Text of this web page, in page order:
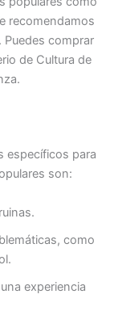
recomendamos
. Puedes comprar
de Cultura de
específicos para
son:
como
experiencia